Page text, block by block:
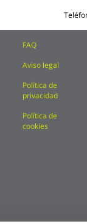
FAQ
Aviso legal
Política de
privacidad
Política de
cookies